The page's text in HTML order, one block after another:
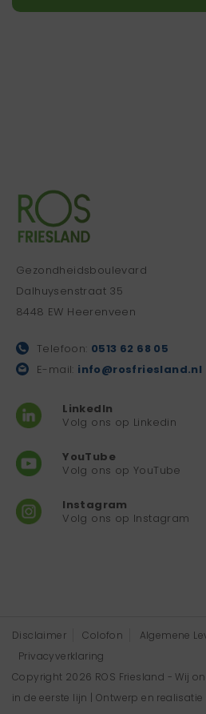
Gezondheidsboulevard
Dalhuysenstraat 35
8448 EW Heerenveen
Telefoon: 0513 62 68 05
E-mail: info@rosfriesland.nl
LinkedIn
Volg ons op Linkedin
YouTube
Volg ons op YouTube
Instagram
Volg ons op Instagram
Disclaimer Colofon
Algemene
Privacyverklaring
Copyright 2026 ROS Friesland - Wij
in de eerste lijn | Ontwerp en realisatie